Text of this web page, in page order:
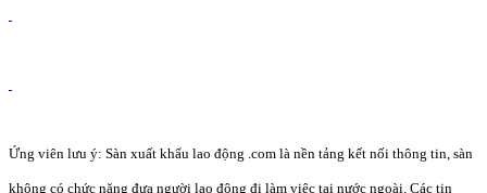
Ứng viên lưu ý: Sàn xuất khẩu lao động .com là nền tảng kết nối thông tin, sàn
không có chức năng đưa người lao động đi làm việc tại nước ngoài. Các tin